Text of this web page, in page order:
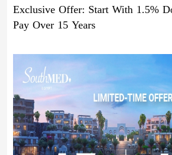
Exclusive Offer: Start With 1.5%
Pay Over 15 Years